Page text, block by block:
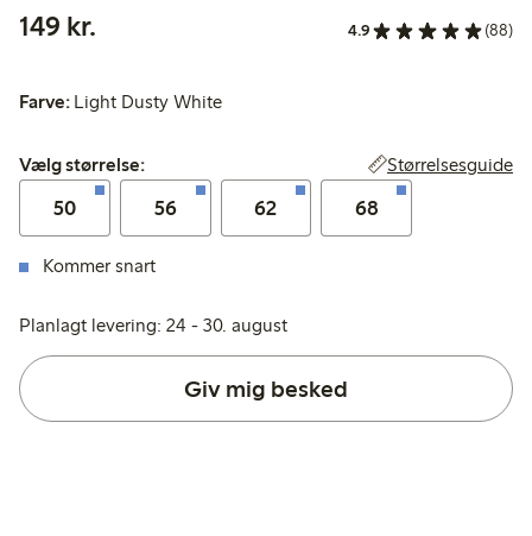
149 kr.
4.9 (88)
Farve: Light Dusty White
Vælg størrelse:
Vælg størrelse: Størrelsesguide
50 56 62 68
Kommer snart
Planlagt levering: 24 - 30. august
Giv mig besked